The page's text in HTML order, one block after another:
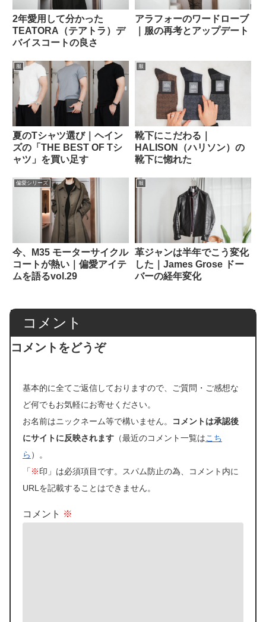
2年愛用して分かった
TEATORA（テアトラ）デ
バイスコートの良さ
アラフォーのワードローブ
｜服の再考とアップデート
服
夏のTシャツ選び｜ヘイン
ズの「THE BEST OF Tシ
ャツ」を買い足す
服
靴下にこだわる｜
HALISON（ハリソン）の
靴下に惚れた
偏愛シリーズ
今、M35 モーターサイクル
コートが熱い｜偏愛アイテ
ムを語るvol.29
服
革ジャンは半年でこう変化
した｜James Grose ドー
バーの経年変化
コメント
コメントをどうぞ
基本的に全てご返信しておりますので、ご質問・ご感想な
ど何でもお気軽にお寄せください。
お名前はニックネーム等で構いません。
コメントは承認後
にサイトに反映されます （最近のコメント一覧はこち
ら ）。
「 ※印」は必須項目です。スパム防止の為、コメント内に
URLを記載することはできません。
コメント ※